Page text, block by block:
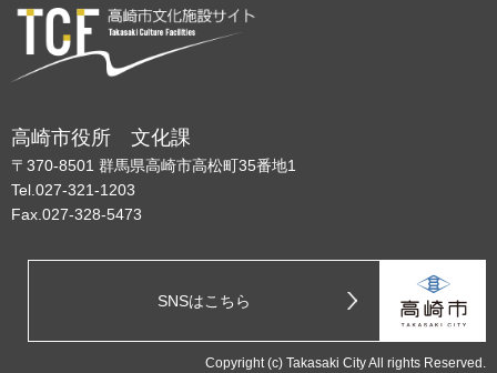
高崎市役所 文化課
〒370-8501 群馬県高崎市高松町35番地1
Tel.027-321-1203
Fax.027-328-5473
SNSはこちら
Copyright (c) Takasaki City All rights Reserved.